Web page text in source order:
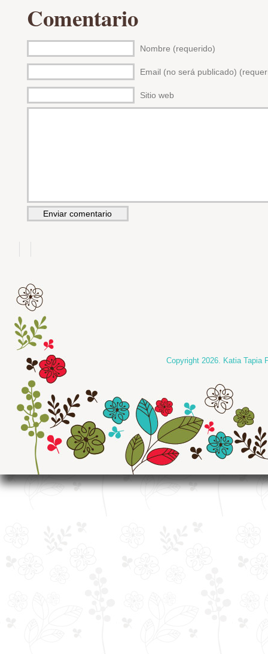
Comentario
Nombre (requerido)
Email (no será publicado)
Sitio web
Copyright 2026. Katia Tapia